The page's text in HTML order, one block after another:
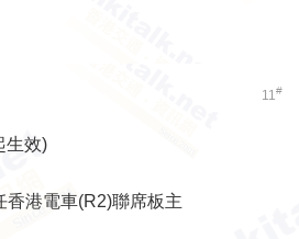
11#
生效)
香港電車(R2)聯席板主